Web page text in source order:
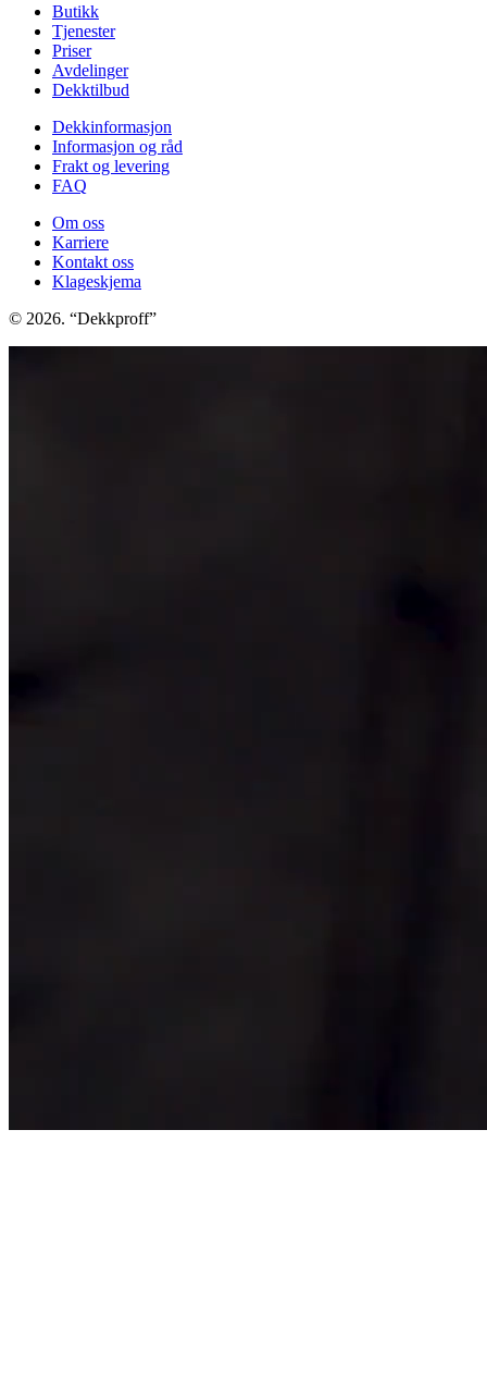
Butikk
Tjenester
Priser
Avdelinger
Dekktilbud
Dekkinformasjon
Informasjon og råd
Frakt og levering
FAQ
Om oss
Karriere
Kontakt oss
Klageskjema
© 2026. “Dekkproff”